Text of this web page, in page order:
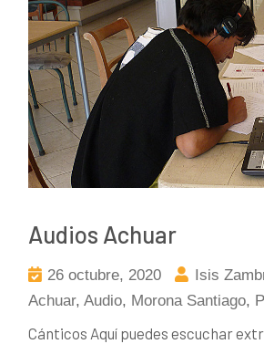
Audios Achuar
26 octubre, 2020
Isis
Achuar,Audio, Morona Santiago,
Cánticos Aquí puedes escuchar